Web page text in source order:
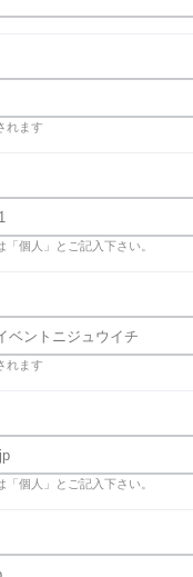
れます
個人」とご記入下さい。
れます
個人」とご記入下さい。